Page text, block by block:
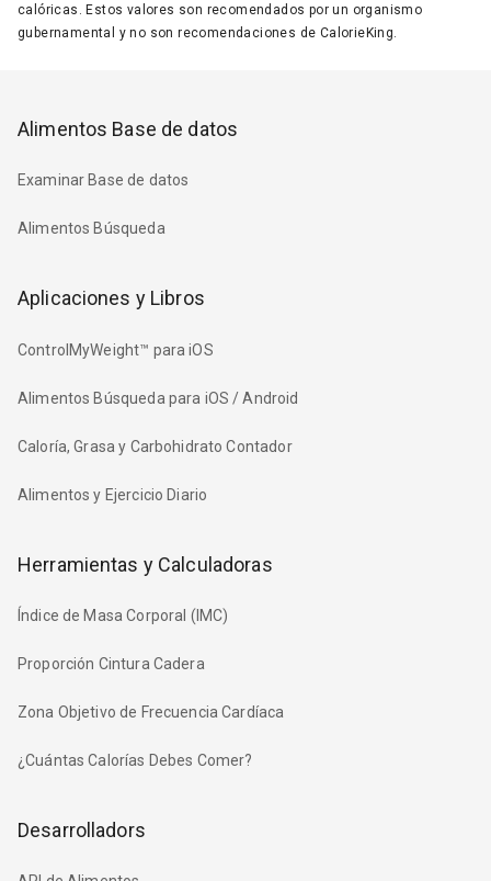
calóricas. Estos valores son recomendados por un organismo
gubernamental y no son recomendaciones de CalorieKing.
Alimentos Base de datos
Examinar Base de datos
Alimentos Búsqueda
Aplicaciones y Libros
ControlMyWeight™ para iOS
Alimentos Búsqueda para iOS / Android
Caloría, Grasa y Carbohidrato Contador
Alimentos y Ejercicio Diario
Herramientas y Calculadoras
Índice de Masa Corporal (IMC)
Proporción Cintura Cadera
Zona Objetivo de Frecuencia Cardíaca
¿Cuántas Calorías Debes Comer?
Desarrolladors